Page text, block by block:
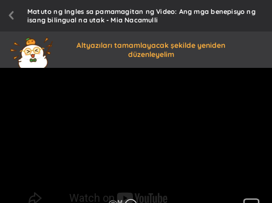
Matuto ng Ingles sa pamamagitan ng Video: Ang mga benepisyo ng
isang bilingual na utak - Mia Nacamulli
Altyazıları tamamlayacak şekilde yeniden
düzenleyelim